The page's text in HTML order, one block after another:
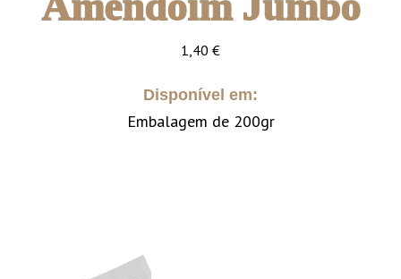
1,40 €
Disponível em:
Embalagem de 200gr